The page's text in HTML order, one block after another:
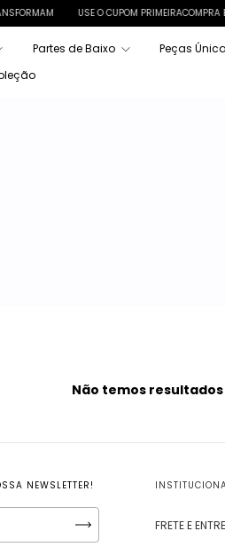
USE O CUPOM PRIMEIRACOMPRA E
Partes de Baixo Peças
Não temos
NEWSLETTER!
FRETE E